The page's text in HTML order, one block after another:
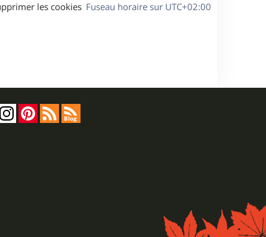
Fuseau horaire sur UTC+02:00
les cookies